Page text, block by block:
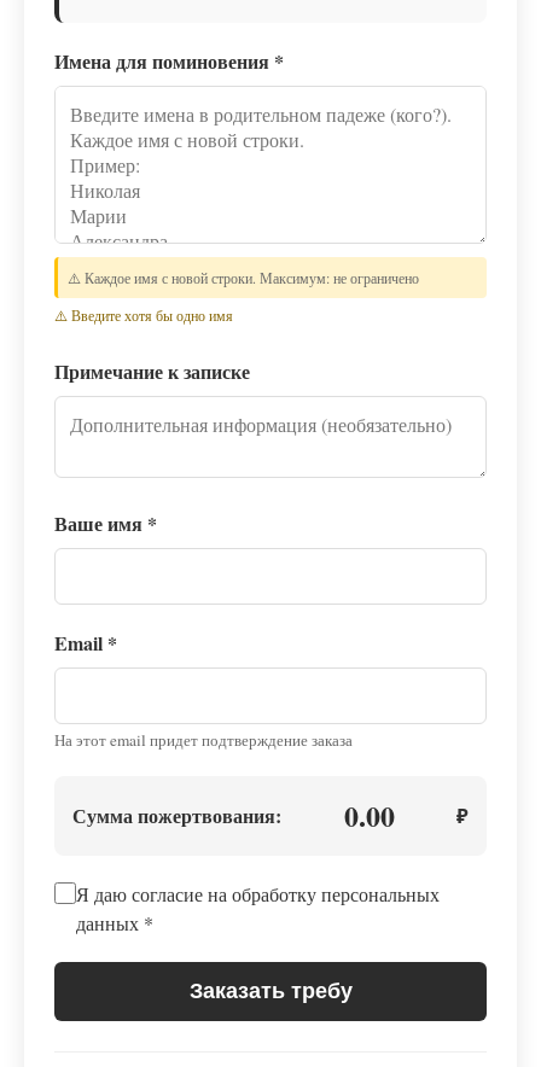
Имена для поминовения *
⚠️ Каждое имя с новой строки. Максимум: не ограничено
⚠️ Введите хотя бы одно имя
Примечание к записке
Ваше имя *
Email *
На этот email придет подтверждение заказа
Сумма пожертвования: 0.00 ₽
Я даю согласие на обработку персональных
данных *
Заказать требу